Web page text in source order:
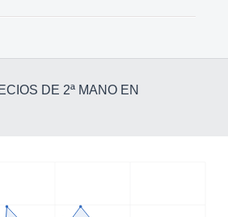
DE 2ª MANO EN